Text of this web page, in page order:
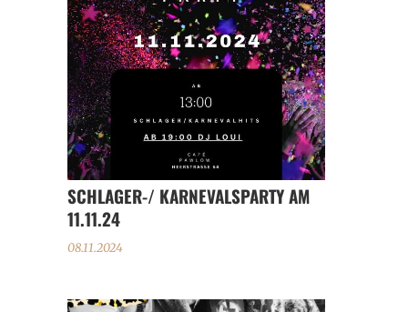
SCHLAGER-/ KARNEVALSPARTY AM
11.11.24
08.11.2024